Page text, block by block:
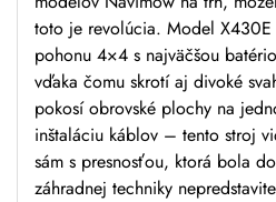
toto je revolúcia. Model
pohonu 4×4 s najväčšou
vďaka čomu skrotí aj divoké
pokosí obrovské plochy na
inštaláciu káblov – tento stroj
sám s presnosťou, ktorá bola
záhradnej techniky